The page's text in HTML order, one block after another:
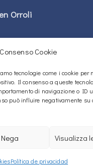
Cookie
tecnologie come i cookie per
Il consenso a queste
di navigazione o ID
può influire negativamente su
Nega Visualizza
Política de privacidad
Orroli
Alà dei Sardi
Cookies (UE) Política de